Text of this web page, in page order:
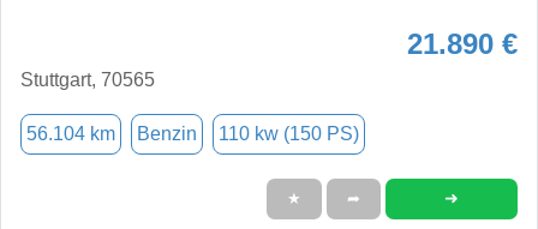
21.890 €
Stuttgart, 70565
56.104 km Benzin 110 kw (150 PS)
★ ➦ ➜